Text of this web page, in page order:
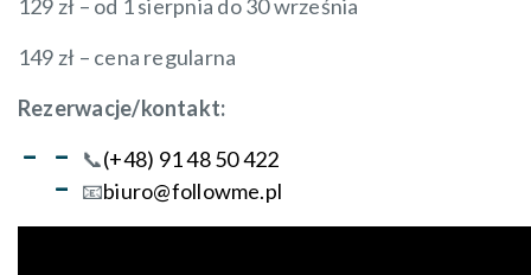
129 zł – od 1 sierpnia do 30 września
149 zł – cena regularna
Rezerwacje/kontakt:
📞(+48) 91 48 50 422
📧biuro@followme.pl